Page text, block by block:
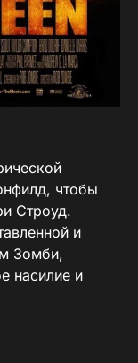
чтобы
Строуд.
и
Зомби,
насилие и